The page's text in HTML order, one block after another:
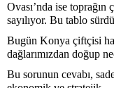
Ovası’nda ise toprağın
sayılıyor. Bu tablo
Bugün Konya çiftçisi
dağlarımızdan doğup
Bu sorunun cevabı,